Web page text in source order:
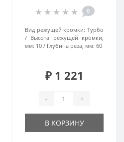
0
Вид режущей кромки: Турбо
Высота режущей кромки,
мм: 10 Глубина реза, мм: 60
₽ 1 221
- +
В КОРЗИНУ